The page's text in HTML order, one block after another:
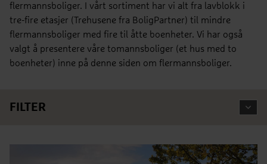
flermannsboliger. I vårt sortiment har vi alt fra lavblokk i
tre-fire etasjer (Trehusene fra BoligPartner) til mindre
flermannsboliger med fire til åtte boenheter. Vi har også
valgt å presentere våre tomannsboliger (et hus med to
boenheter) inne på denne siden om flermannsboliger.
FILTER